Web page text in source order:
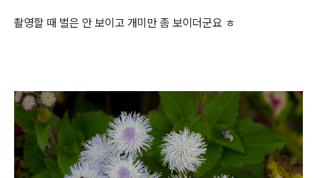
촬영할 때 벌은 안 보이고 개미만 좀 보이더군요 ㅎ